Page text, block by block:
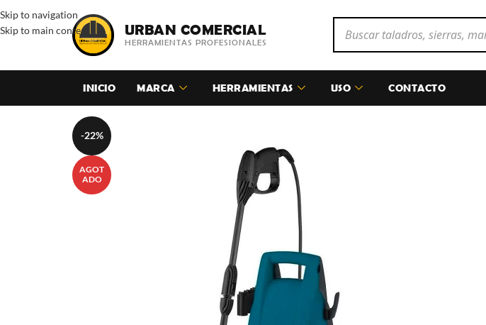
Skip to navigation
Skip to main content
URBAN COMERCIAL
HERRAMIENTAS PROFESIONALES
INICIO MARCA HERRAMIENTAS USO CONTACTO
-22%
AGOT
ADO